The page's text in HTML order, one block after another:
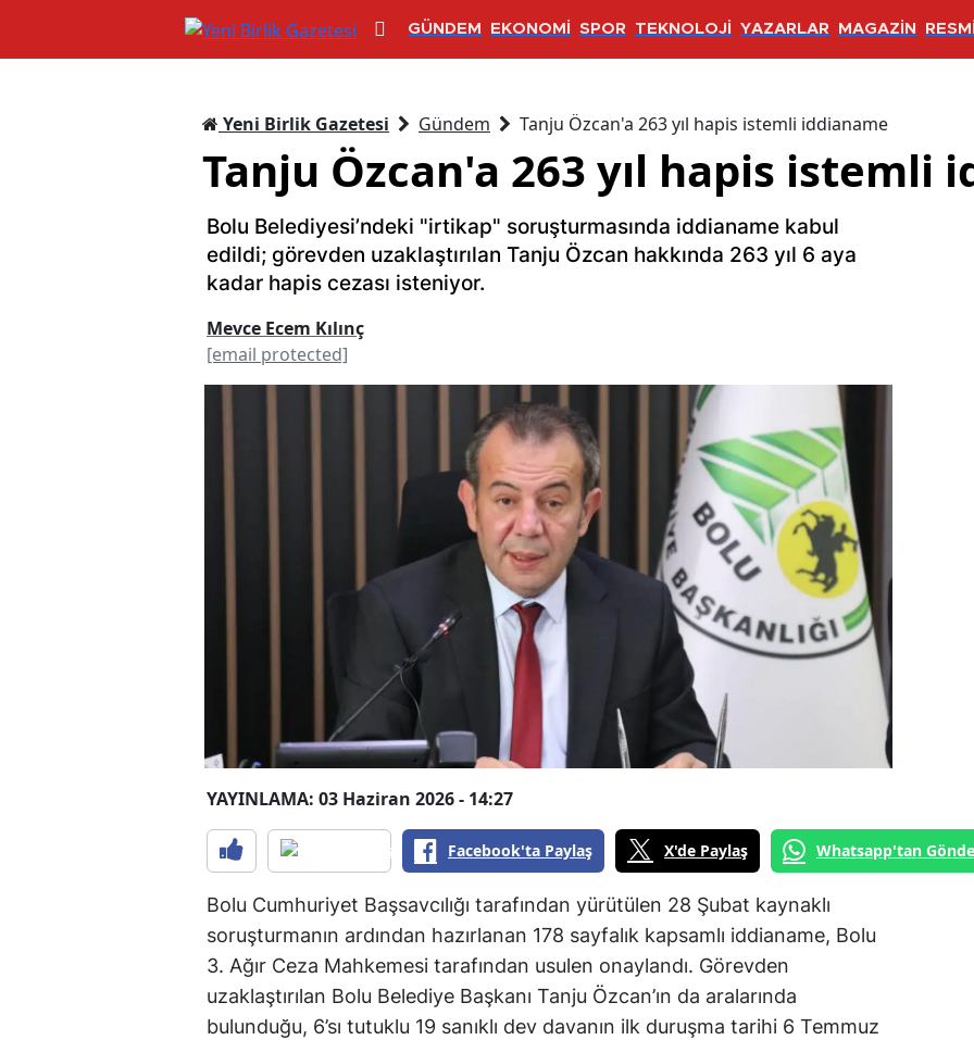
GÜNDEM EKONOMİ SPOR TEKNOLOJİ YAZARLAR MAGAZİN
Yeni Birlik Gazetesi Gündem Tanju Özcan'a 263 yıl hapis istemli iddianame
Tanju Özcan'a 263 yıl hapis istemli
Bolu Belediyesi’ndeki "irtikap" soruşturmasında iddianame kabul
edildi; görevden uzaklaştırılan Tanju Özcan hakkında 263 yıl 6 aya
kadar hapis cezası isteniyor.
Mevce Ecem Kılınç
[email protected]
YAYINLAMA: 03 Haziran 2026 - 14:27
Facebook'ta Paylaş X'de Paylaş Whatsapp'tan
Bolu Cumhuriyet Başsavcılığı tarafından yürütülen 28 Şubat kaynaklı
soruşturmanın ardından hazırlanan 178 sayfalık kapsamlı iddianame, Bolu
3. Ağır Ceza Mahkemesi tarafından usulen onaylandı. Görevden
uzaklaştırılan Bolu Belediye Başkanı Tanju Özcan’ın da aralarında
bulunduğu, 6’sı tutuklu 19 sanıklı dev davanın ilk duruşma tarihi 6 Temmuz